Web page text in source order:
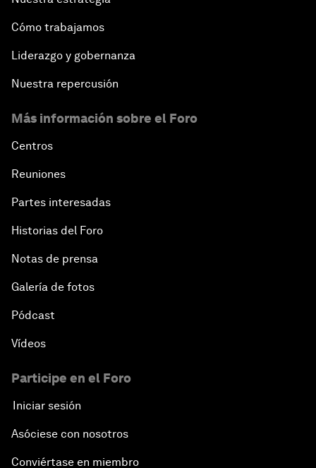
Cómo trabajamos
Liderazgo y gobernanza
Nuestra repercusión
Más información sobre el Foro
Centros
Reuniones
Partes interesadas
Historias del Foro
Notas de prensa
Galería de fotos
Pódcast
Vídeos
Participe en el Foro
Iniciar sesión
Asóciese con nosotros
Conviértase en miembro